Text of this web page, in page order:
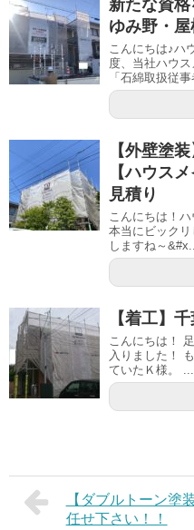
新たな資
ゆみ野・屋
こんにちは♪ハ
度、当社ハウ
「石綿取扱従
【外壁塗
【ハウス
見積り
こんにちは！
本当にビックリ
しますね～&#x...
【着工】
こんにちは！
入りました！
ていたＫ様。 ...
【ダブルトーン塗
任せ下さい！！